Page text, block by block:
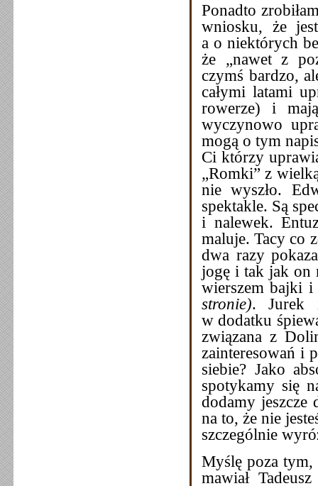
Ponadto
wniosku, że
a o niektórych
że „nawet z
czymś bardzo,
całymi latami
rowerze) i
wyczynowo
mogą o tym
Ci którzy
„Romki” z
nie wyszło.
spektakle. Są
i nalewek.
maluje. Tacy co
dwa razy
jogę i tak jak on
wierszem bajki
stronie). Jurek
w dodatku
związana z
zainteresowań i
siebie? Jako
spotykamy się
dodamy jeszcze
na to, że nie
szczególnie
Myślę poza
mawiał